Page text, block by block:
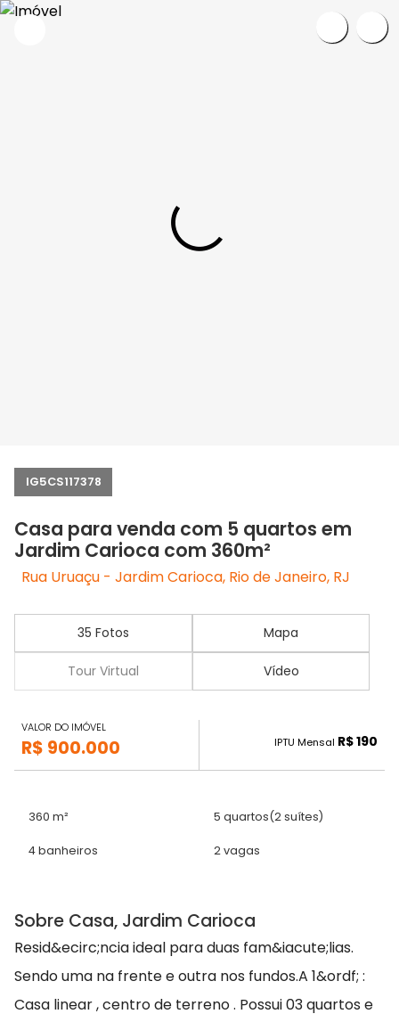
IG5CS117378
Casa para venda com 5 quartos em
Jardim Carioca com 360m²
Rua Uruaçu - Jardim Carioca, Rio de Janeiro, RJ
35 Fotos Mapa
Tour Virtual Vídeo
VALOR DO IMÓVEL
R$ 900.000 IPTU Mensal R$ 190
360 m² 5 quartos(2 suítes)
4 banheiros 2 vagas
Sobre Casa, Jardim Carioca
Resid&ecirc;ncia ideal para duas fam&iacute;lias.
Sendo uma na frente e outra nos fundos.A 1&ordf; :
Casa linear , centro de terreno . Possui 03 quartos e